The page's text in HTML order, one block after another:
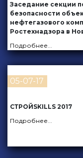
Заседание секции
безопасности
нефтегазового
Ростехнадзора в
Подробнее...
05-07-17
СТРОЙSKILLS 2017
Подробнее...